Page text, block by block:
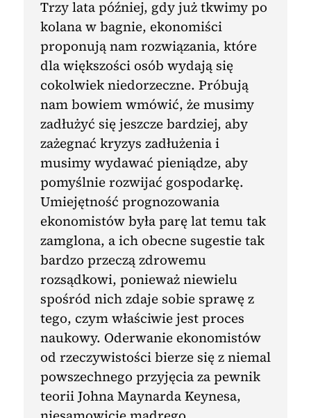
Trzy lata później, gdy już tkwimy po
kolana w bagnie, ekonomiści
proponują nam rozwiązania, które
dla większości osób wydają się
cokolwiek niedorzeczne. Próbują
nam bowiem wmówić, że musimy
zadłużyć się jeszcze bardziej, aby
zażegnać kryzys zadłużenia i
musimy wydawać pieniądze, aby
pomyślnie rozwijać gospodarkę.
Umiejętność prognozowania
ekonomistów była parę lat temu tak
zamglona, a ich obecne sugestie tak
bardzo przeczą zdrowemu
rozsądkowi, ponieważ niewielu
spośród nich zdaje sobie sprawę z
tego, czym właściwie jest proces
naukowy. Oderwanie ekonomistów
od rzeczywistości bierze się z niemal
powszechnego przyjęcia za pewnik
teorii Johna Maynarda Keynesa,